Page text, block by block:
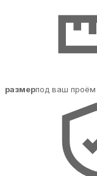
размерпод ваш проём